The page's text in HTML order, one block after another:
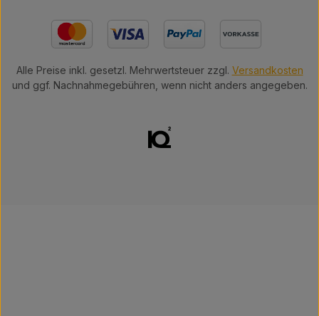
Alle Preise inkl. gesetzl. Mehrwertsteuer zzgl. Versandkosten
und ggf. Nachnahmegebühren, wenn nicht anders angegeben.